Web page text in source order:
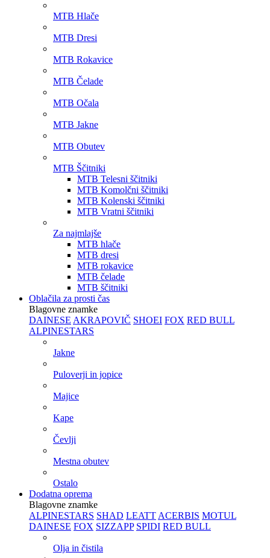
MTB Hlače
MTB Dresi
MTB Rokavice
MTB Čelade
MTB Očala
MTB Jakne
MTB Obutev
MTB Ščitniki
MTB Telesni ščitniki
MTB Komolčni ščitniki
MTB Kolenski ščitniki
MTB Vratni ščitniki
Za najmlajše
MTB hlače
MTB dresi
MTB rokavice
MTB čelade
MTB ščitniki
Oblačila za prosti čas
Blagovne znamke
DAINESE AKRAPOVIČ SHOEI FOX RED BULL
ALPINESTARS
Jakne
Puloverji in jopice
Majice
Kape
Čevlji
Mestna obutev
Ostalo
Dodatna oprema
Blagovne znamke
ALPINESTARS SHAD LEATT ACERBIS MOTUL
DAINESE FOX SIZZAPP SPIDI RED BULL
Olja in čistila